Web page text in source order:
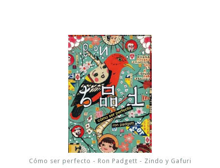
Cómo ser perfecto - Ron Padgett - Zindo y Gafuri